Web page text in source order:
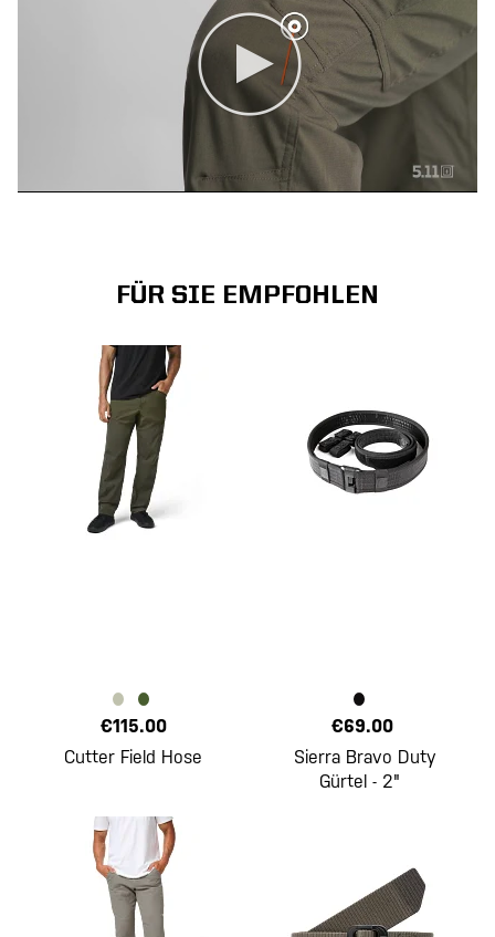
FÜR SIE EMPFOHLEN
€115.00
Cutter Field Hose
€69.00
Sierra Bravo Duty
Gürtel - 2"